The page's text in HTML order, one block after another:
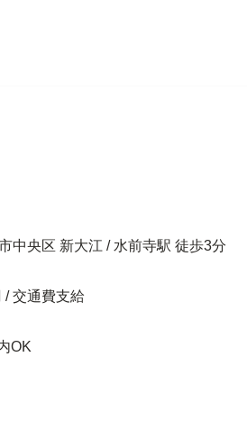
中央区 新大江 / 水前寺駅 徒歩3分
/ 交通費支給
OK